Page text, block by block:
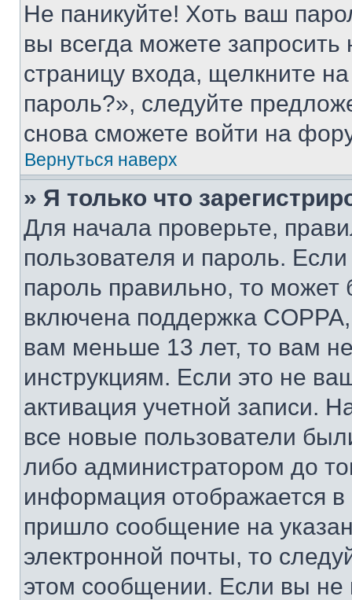
Не паникуйте! Хоть ваш
вы всегда можете
страницу входа, щелкните
пароль?», следуйте
снова сможете войти на
Вернуться наверх
» Я только что
Для начала проверьте,
пользователя и пароль.
пароль правильно, то может
включена поддержка
вам меньше 13 лет, то вам
инструкциям. Если это не
активация учетной записи.
все новые пользователи
либо администратором до
информация отображается
пришло сообщение на
электронной почты, то
этом сообщении. Если вы